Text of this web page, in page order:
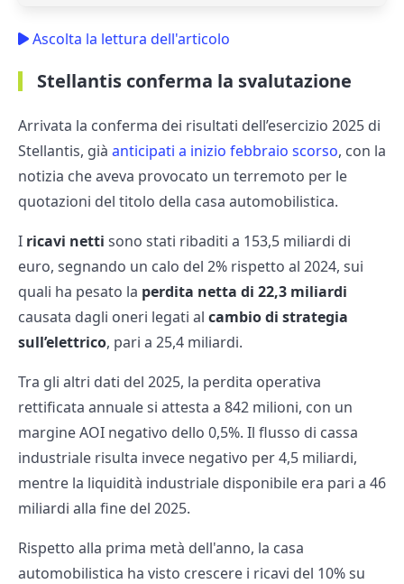
Ascolta la lettura dell'articolo
Stellantis conferma la svalutazione
Arrivata la conferma dei risultati dell’esercizio 2025 di
Stellantis, già anticipati a inizio febbraio scorso, con la
notizia che aveva provocato un terremoto per le
quotazioni del titolo della casa automobilistica.
I ricavi netti sono stati ribaditi a 153,5 miliardi di
euro, segnando un calo del 2% rispetto al 2024, sui
quali ha pesato la perdita netta di 22,3 miliardi
causata dagli oneri legati al cambio di strategia
sull’elettrico, pari a 25,4 miliardi.
Tra gli altri dati del 2025, la perdita operativa
rettificata annuale si attesta a 842 milioni, con un
margine AOI negativo dello 0,5%. Il flusso di cassa
industriale risulta invece negativo per 4,5 miliardi,
mentre la liquidità industriale disponibile era pari a 46
miliardi alla fine del 2025.
Rispetto alla prima metà dell'anno, la casa
automobilistica ha visto crescere i ricavi del 10% su